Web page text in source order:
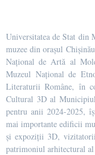
Universitatea de Stat din
muzee din orașul
Național de Artă al
Muzeul Național de
Literaturii Române, în
Cultural 3D al
pentru anii 2024-2025,
mai importante edificii
și expoziții 3D,
patrimoniul arhitectural